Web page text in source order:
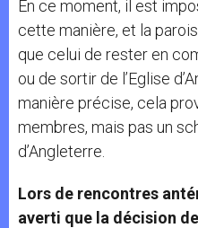
En ce moment, il est
cette manière, et la
que celui de rester en
ou de sortir de l’Eglise
manière précise, cela
membres, mais pas un
d’Angleterre.
Lors de rencontres
averti que la décision